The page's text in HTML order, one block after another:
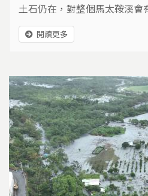
土石仍在，對整個馬太鞍溪會
對花蓮縣的災後重建，政府提
讓土砂災害再度出現，但建了
可以怎樣做呢？我們採訪了中
聘教授陳樹群，來聽聽他怎麼
閱讀更多